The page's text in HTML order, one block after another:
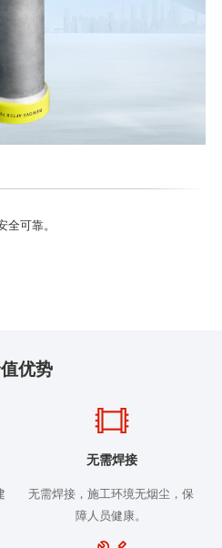
可靠。
优势
无需焊接
无需焊接，施工环境无烟尘，保
障人员健康。